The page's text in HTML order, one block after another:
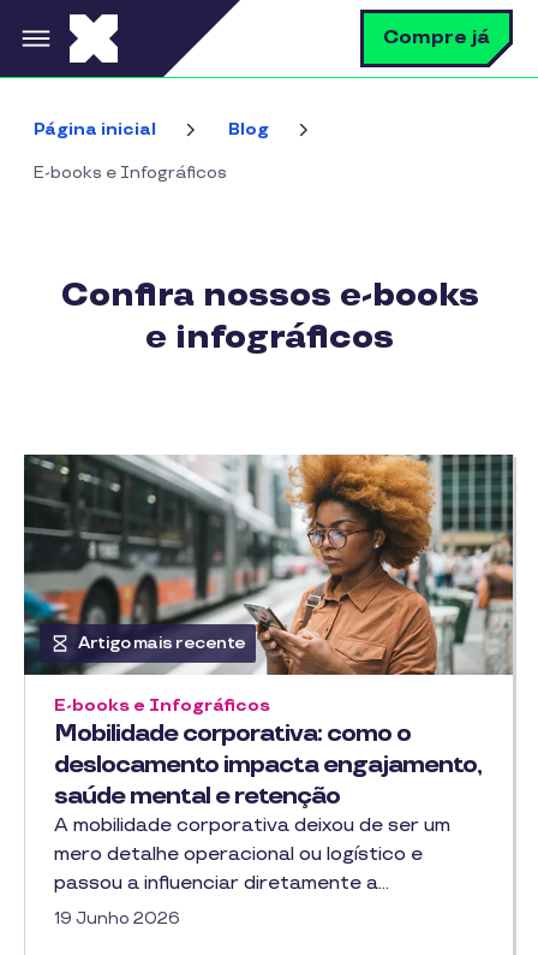
Pular para o conteúdo principal Compre já
Página inicial Blog
E-books e Infográficos
Confira nossos e-books
e infográficos
Artigo mais recente
Mobilidade corporativa: como o
deslocamento impacta engajamento,
saúde mental e retenção
E-books e Infográficos
A mobilidade corporativa deixou de ser um
mero detalhe operacional ou logístico e
passou a influenciar diretamente a…
19 Junho 2026